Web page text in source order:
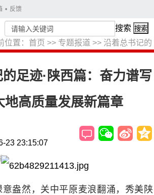
• 反馈
位置： 首页 >> 专题报道 >> 沿着总书记的
搜索 搜索
足迹·陕西篇：奋力谱写
地高质量发展新篇章
23 23:15:07
意盎然，关中平原麦浪翻涌，秀美陕